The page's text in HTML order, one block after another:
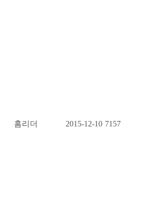
홈리더 2015-12-10 7157